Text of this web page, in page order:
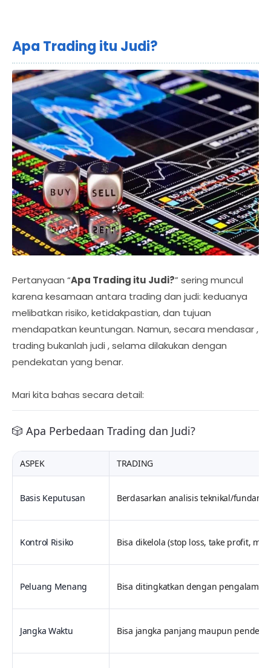
Apa Trading itu Judi?
Pertanyaan “Apa Trading itu Judi?” sering muncul
karena kesamaan antara trading dan judi: keduanya
melibatkan risiko, ketidakpastian, dan tujuan
mendapatkan keuntungan. Namun, secara mendasar ,
trading bukanlah judi , selama dilakukan dengan
pendekatan yang benar.
Mari kita bahas secara detail:
🎲 Apa Perbedaan Trading dan Judi?
ASPEK TRADING
Basis Keputusan Berdasarkan analisis teknikal/
Kontrol Risiko Bisa dikelola (stop loss, take profit,
Peluang Menang Bisa ditingkatkan dengan
Jangka Waktu Bisa jangka panjang maupun pendek,